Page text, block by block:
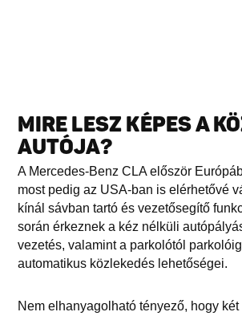
MIRE LESZ KÉPES A
AUTÓJA?
A Mercedes-Benz CLA először
most pedig az USA-ban is elérhetővé
kínál sávban tartó és vezetősegítő
során érkeznek a kéz nélküli
vezetés, valamint a parkolótól
automatikus közlekedés lehetőségei.
Nem elhanyagolható tényező, hogy két